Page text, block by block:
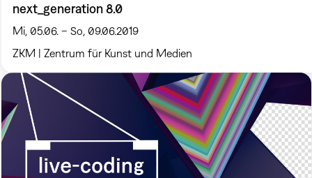
next_generation 8.0
Mi, 05.06. – So, 09.06.2019
ZKM | Zentrum für Kunst und Medien